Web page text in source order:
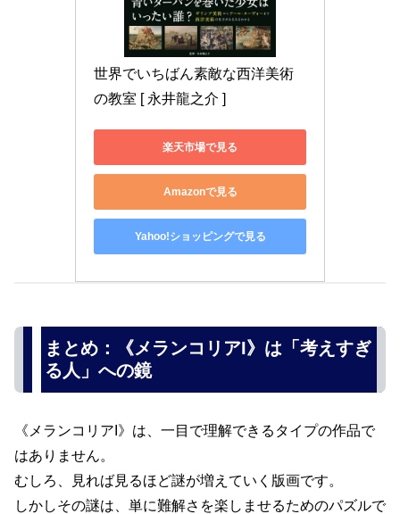
世界でいちばん素敵な西洋美術
の教室 [ 永井龍之介 ]
楽天市場で見る
Amazonで見る
Yahoo!ショッピングで見る
まとめ：《メランコリアI》は「考えすぎ
る人」への鏡
《メランコリアI》は、一目で理解できるタイプの作品で
はありません。
むしろ、見れば見るほど謎が増えていく版画です。
しかしその謎は、単に難解さを楽しませるためのパズルで